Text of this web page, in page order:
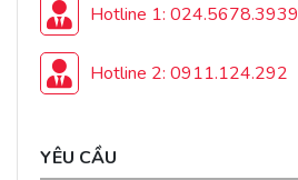
Hotline 1: 024.5678.3939
Hotline 2: 0911.124.292
YÊU CẦU